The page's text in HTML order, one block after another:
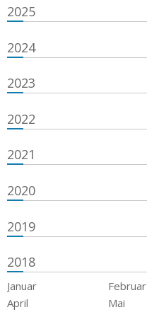
2025
2024
2023
2022
2021
2020
2019
2018
Januar Februar
April
Mai